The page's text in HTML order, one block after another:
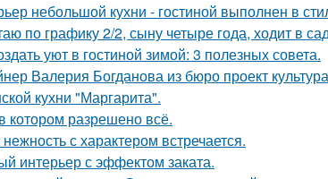
небольшой кухни - гостиной выполнен в
по графику 2/2, сыну четыре года, ходит в
уют в гостиной зимой: 3 полезных совета.
Валерия Богданова из бюро проект
кухни "Маргарита".
котором разрешено всё.
нежность с характером встречается.
интерьер с эффектом заката.